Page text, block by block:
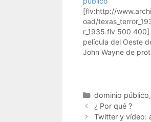
[flv:http://
oad/
r_1935.flv 500 400]
película del Oeste
John Wayne de
película entera
muchas más
dominio público en
Categorías
dominio público,
¿ Por qué ?
Twitter y vídeo: